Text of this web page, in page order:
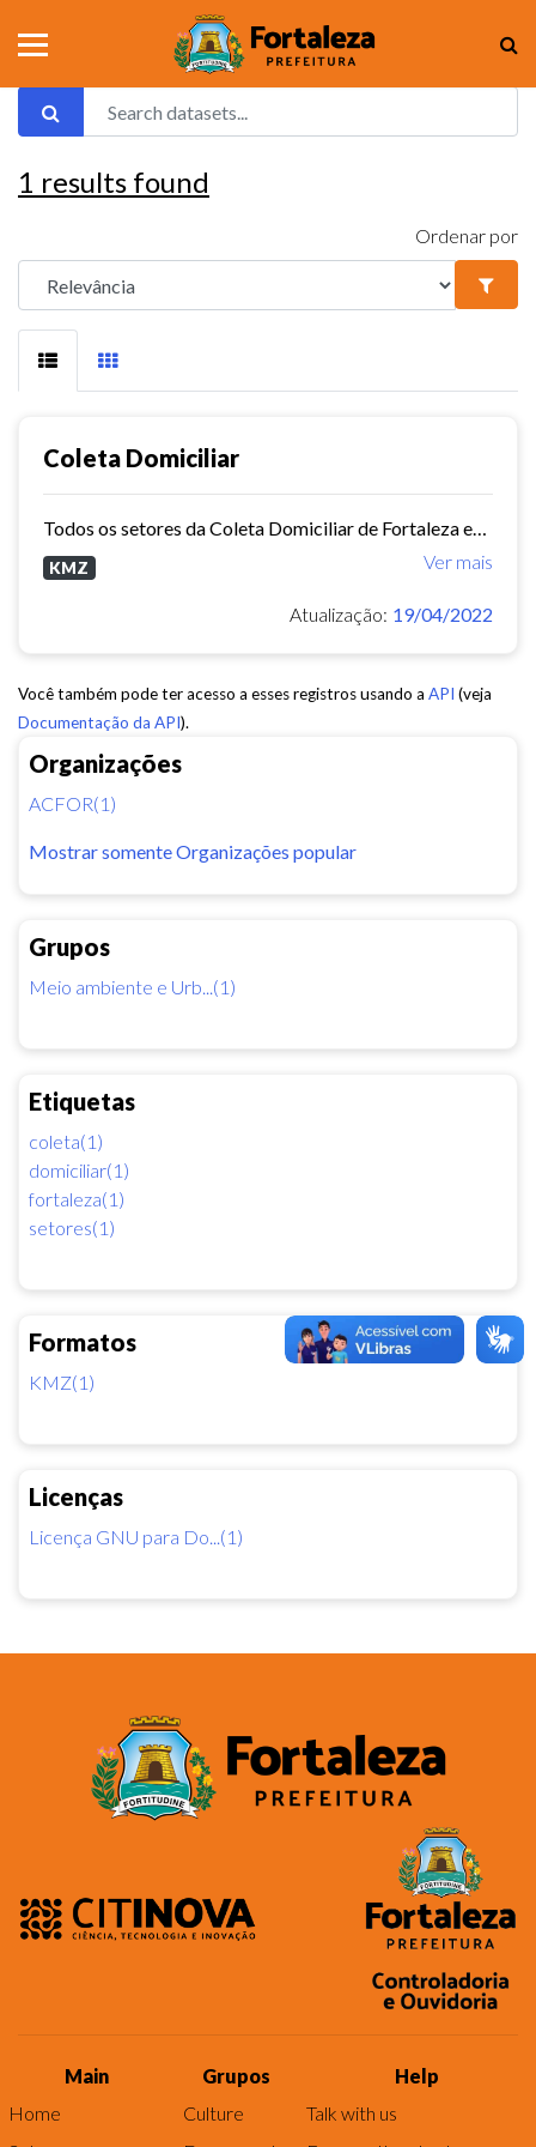
Organizações
ACFOR(1)
Mostrar somente Organizações popular
Grupos
Meio ambiente e Urb...(1)
Etiquetas
coleta(1)
domiciliar(1)
fortaleza(1)
setores(1)
Formatos
KMZ(1)
Licenças
Licença GNU para Do...(1)
1 results found
Ordenar por
Coleta Domiciliar
Ver mais
KMZ
Atualização: 19/04/2022
Você também pode ter acesso a esses registros usando a API (veja
Documentação da API).
Main
Home
Grupos
Culture
Help
Talk with us